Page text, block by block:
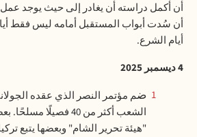
أن أكمل دراسته أن يغادر إلى حيث يوجد عمل
أن سُدت أبواب المستقبل أمامه ليس فقط
أيام الشرع.
4 ديسمبر 2025
1 ضم مؤتمر النصر الذي عقده الجولاني في قصر
الشعب أكثر من 40
"هيئة تحرير الشام" وبعضها يتبع